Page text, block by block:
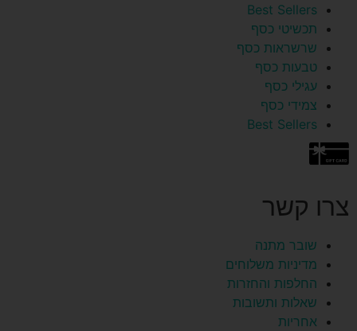
צרו קשר
שובר מתנה
מדיניות משלוחים
החלפות והחזרות
שאלות ותשובות
אחריות
Best Sellers
תכשיטי כסף
שרשראות כסף
טבעות כסף
עגילי כסף
צמידי כסף
Best Sellers